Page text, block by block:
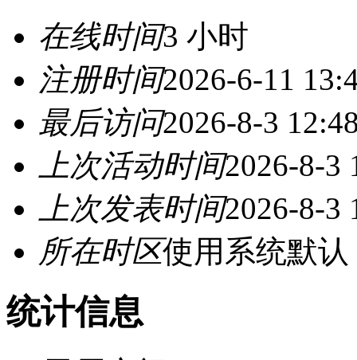
在线时间3 小时
注册时间2026-6-11
最后访问2026-8-3
上次活动时间2026-8-3
上次发表时间2026-8-3
所在时区使用系统默认
统计信息